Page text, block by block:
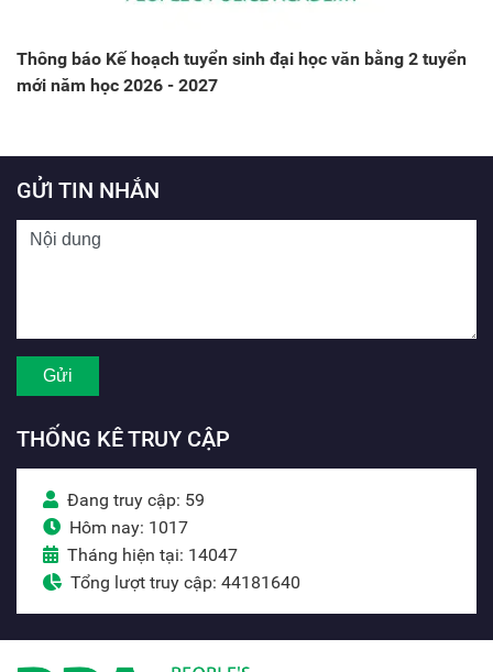
Thông báo Kế hoạch tuyển sinh đại học văn bằng 2 tuyển
mới năm học 2026 - 2027
GỬI TIN NHẮN
THỐNG KÊ TRUY CẬP
Đang truy cập: 59
Hôm nay: 1017
Tháng hiện tại: 14047
Tổng lượt truy cập: 44181640